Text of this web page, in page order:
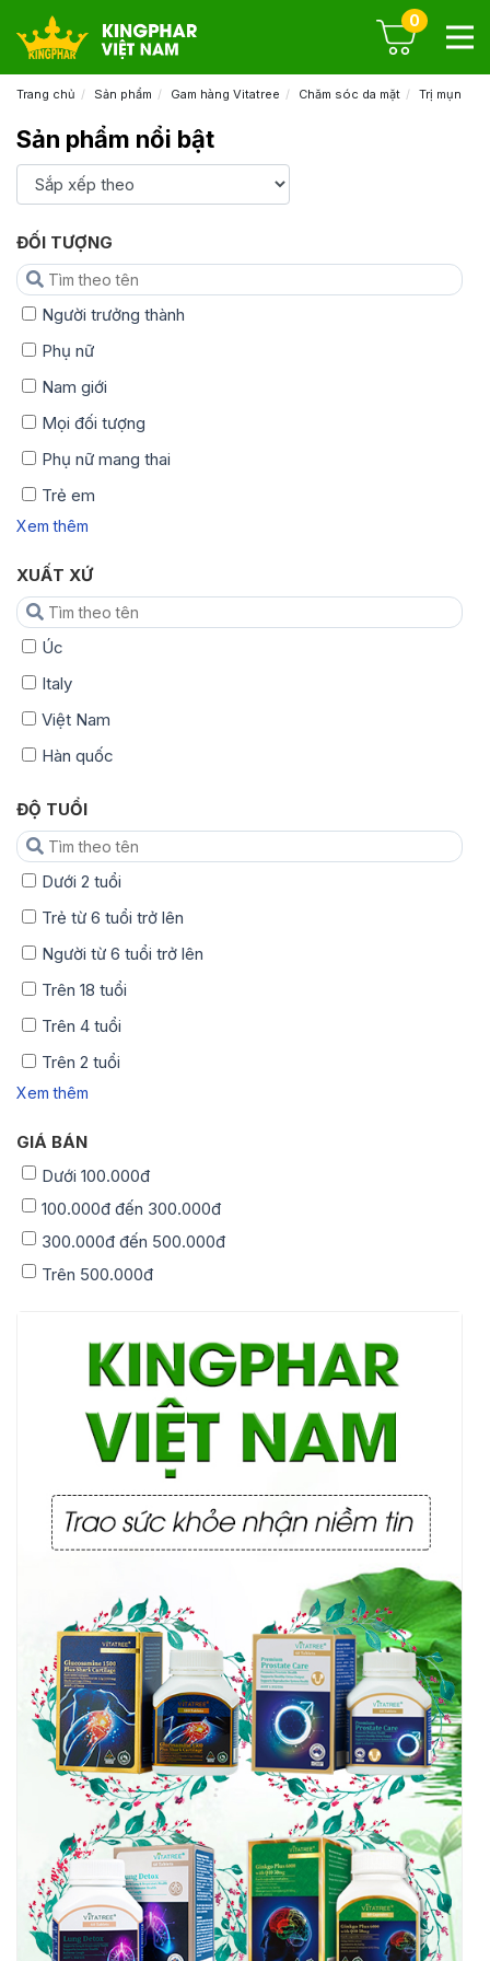
0
Trang chủ Sản phẩm Gam hàng Vitatree Chăm sóc da mặt Trị mụn
ĐỐI TƯỢNG
Người trưởng thành
Phụ nữ
Nam giới
Mọi đối tượng
Phụ nữ mang thai
Trẻ em
Xem thêm
XUẤT XỨ
Úc
Italy
Việt Nam
Hàn quốc
ĐỘ TUỔI
Dưới 2 tuổi
Trẻ từ 6 tuổi trở lên
Người từ 6 tuổi trở lên
Trên 18 tuổi
Trên 4 tuổi
Trên 2 tuổi
Xem thêm
GIÁ BÁN
Dưới 100.000đ
100.000đ đến 300.000đ
300.000đ đến 500.000đ
Trên 500.000đ
Sản phẩm nổi bật